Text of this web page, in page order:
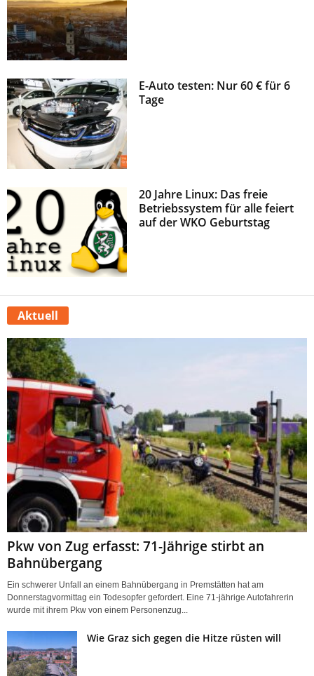
E-Auto testen: Nur 60 € für 6
Tage
20 Jahre Linux: Das freie
Betriebssystem für alle feiert
auf der WKO Geburtstag
Aktuell
Pkw von Zug erfasst: 71-Jährige stirbt an
Bahnübergang
Ein schwerer Unfall an einem Bahnübergang in Premstätten hat am
Donnerstagvormittag ein Todesopfer gefordert. Eine 71-jährige Autofahrerin
wurde mit ihrem Pkw von einem Personenzug...
Wie Graz sich gegen die Hitze rüsten will